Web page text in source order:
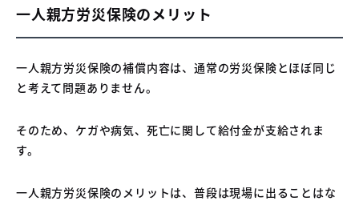
一人親方労災保険のメリット
一人親方労災保険の補償内容は、通常の労災保険とほぼ同じ
と考えて問題ありません。
そのため、ケガや病気、死亡に関して給付金が支給されま
す。
一人親方労災保険のメリットは、普段は現場に出ることはな